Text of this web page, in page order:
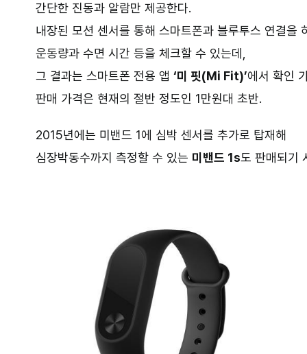
간단한 진동과 알람만 제공한다.
내장된 모션 센서를 통해 스마트폰과 블루투스 연결을
운동량과 수면 시간 등을 체크할 수 있는데,
그 결과는 스마트폰 전용 앱 ‘미 핏(Mi Fit)’에서 확인
판매 가격은 현재의 절반 정도인 1만원대 초반.
2015년에는 미밴드 1에 심박 센서를 추가로 탑재해
심장박동수까지 측정할 수 있는 미밴드 1s도 판매되기